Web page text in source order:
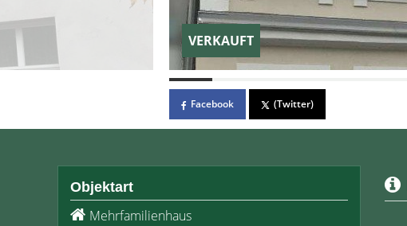
VERKAUFT
Facebook (Twitter)
Objektart
Mehrfamilienhaus